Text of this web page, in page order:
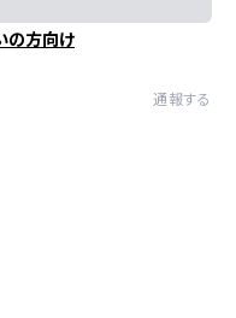
の方向け
通報する